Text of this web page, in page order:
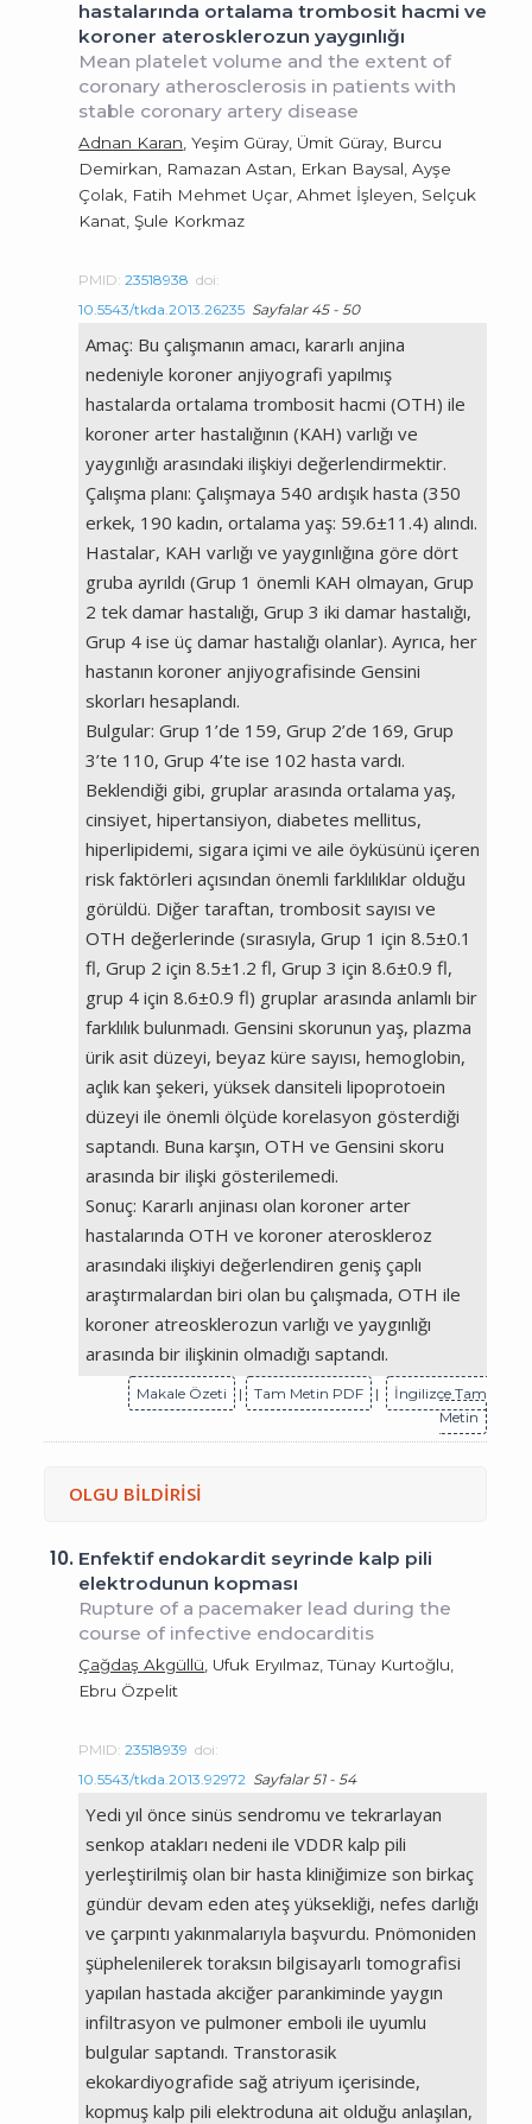
hastalarında ortalama trombosit hacmi ve
koroner aterosklerozun yaygınlığı
Mean platelet volume and the extent of
coronary atherosclerosis in patients with
stable coronary artery disease
Adnan Karan , Yeşim Güray, Ümit Güray, Burcu
Demirkan, Ramazan Astan, Erkan Baysal, Ayşe
Çolak, Fatih Mehmet Uçar, Ahmet İşleyen, Selçuk
Kanat, Şule Korkmaz
PMID:23518938 doi:
10.5543/tkda.2013.26235 Sayfalar 45 - 50
Amaç: Bu çalışmanın amacı, kararlı anjina
nedeniyle koroner anjiyografi yapılmış
hastalarda ortalama trombosit hacmi (OTH) ile
koroner arter hastalığının (KAH) varlığı ve
yaygınlığı arasındaki ilişkiyi değerlendirmektir.
Çalışma planı: Çalışmaya 540 ardışık hasta (350
erkek, 190 kadın, ortalama yaş: 59.6±11.4) alındı.
Hastalar, KAH varlığı ve yaygınlığına göre dört
gruba ayrıldı (Grup 1 önemli KAH olmayan, Grup
2 tek damar hastalığı, Grup 3 iki damar hastalığı,
Grup 4 ise üç damar hastalığı olanlar). Ayrıca, her
hastanın koroner anjiyografisinde Gensini
skorları hesaplandı.
Bulgular: Grup 1’de 159, Grup 2’de 169, Grup
3’te 110, Grup 4’te ise 102 hasta vardı.
Beklendiği gibi, gruplar arasında ortalama yaş,
cinsiyet, hipertansiyon, diabetes mellitus,
hiperlipidemi, sigara içimi ve aile öyküsünü içeren
risk faktörleri açısından önemli farklılıklar olduğu
görüldü. Diğer taraftan, trombosit sayısı ve
OTH değerlerinde (sırasıyla, Grup 1 için 8.5±0.1
fl, Grup 2 için 8.5±1.2 fl, Grup 3 için 8.6±0.9 fl,
grup 4 için 8.6±0.9 fl) gruplar arasında anlamlı bir
farklılık bulunmadı. Gensini skorunun yaş, plazma
ürik asit düzeyi, beyaz küre sayısı, hemoglobin,
açlık kan şekeri, yüksek dansiteli lipoprotoein
düzeyi ile önemli ölçüde korelasyon gösterdiği
saptandı. Buna karşın, OTH ve Gensini skoru
arasında bir ilişki gösterilemedi.
Sonuç: Kararlı anjinası olan koroner arter
hastalarında OTH ve koroner ateroskleroz
arasındaki ilişkiyi değerlendiren geniş çaplı
araştırmalardan biri olan bu çalışmada, OTH ile
koroner atreosklerozun varlığı ve yaygınlığı
arasında bir ilişkinin olmadığı saptandı.
Makale Özeti | Tam Metin PDF |
İngilizce Tam
Metin
OLGU BİLDİRİSİ
10. Enfektif endokardit seyrinde kalp pili
elektrodunun kopması
Rupture of a pacemaker lead during the
course of infective endocarditis
Çağdaş Akgüllü , Ufuk Eryılmaz, Tünay Kurtoğlu,
Ebru Özpelit
PMID:23518939 doi:
10.5543/tkda.2013.92972 Sayfalar 51 - 54
Yedi yıl önce sinüs sendromu ve tekrarlayan
senkop atakları nedeni ile VDDR kalp pili
yerleştirilmiş olan bir hasta kliniğimize son birkaç
gündür devam eden ateş yüksekliği, nefes darlığı
ve çarpıntı yakınmalarıyla başvurdu. Pnömoniden
şüphelenilerek toraksın bilgisayarlı tomografisi
yapılan hastada akciğer parankiminde yaygın
infiltrasyon ve pulmoner emboli ile uyumlu
bulgular saptandı. Transtorasik
ekokardiyografide sağ atriyum içerisinde,
kopmuş kalp pili elektroduna ait olduğu anlaşılan,